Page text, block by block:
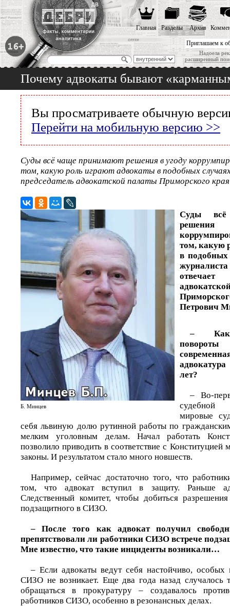
Приглашаем к
Надоела
расширенный
Главная Разделы Архив
Почему адвокаты бывают
Вы просматриваете обычную
Перейти на мобильную версию >>
Суды всё чаще принимают решения в угоду
том, какую роль играют адвокаты в подобных
председатель адвокатской палаты Приморского
Б. Минцев
Суды
том, какую
в
Петрович
–
лет?
– Во-
судебной
мировые
себя львиную долю рутинной работы по
мелким уголовным делам. Начал работать
позволило приводить в соответствие с Конституцией
законы. И результатом стало много новшеств.
Например, сейчас достаточно того, что
том, что адвокат вступил в защиту. Раньше
Следственный комитет, чтобы добиться
подзащитного в СИЗО.
– После того как адвокат получил
препятствовали ли работники СИЗО встрече
Мне известно, что такие инциденты возникали…
– Если адвокаты ведут себя настойчиво,
СИЗО не возникает. Еще два года назад случалось
обращаться в прокуратуру – создавалось
работников СИЗО, особенно в резонансных делах.